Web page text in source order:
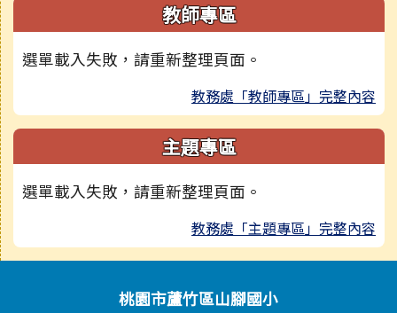
教師專區
選單載入失敗，請重新整理頁面。
教務處「教師專區」完整內容
主題專區
選單載入失敗，請重新整理頁面。
教務處「主題專區」完整內容
頁尾區域內容桃園市蘆竹區山腳國小